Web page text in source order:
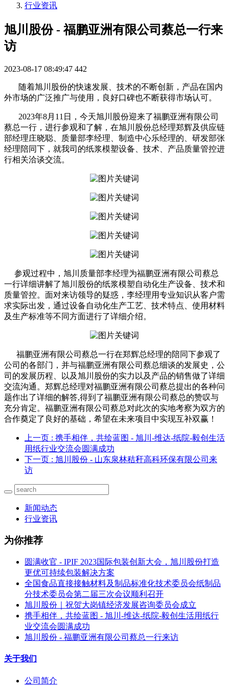
行业资讯
旭川股份 - 福鹏亚洲有限公司蔡总一行来
访
2023-08-17 08:49:47 442
随着旭川股份的快速发展、技术的不断创新，产品在国内
外市场的广泛推广与使用，良好口碑也不断获得市场认可。
2023年8月11日，今天旭川股份迎来了福鹏亚洲有限公司
蔡总一行，进行参观和了解，在旭川股份总经理郑辉及供应链
部经理庄晓聪、质量部李经理、制造中心乐经理的、研发部张
经理陪同下，就我司的纸浆模塑设备、技术、产品质量管控进
行相关洽谈交流。
参观过程中，旭川质量部李经理为福鹏亚洲有限公司蔡总
一行详细讲解了旭川股份的纸浆模塑自动化生产设备、技术和
质量管控。面对来访领导的疑惑，李经理用专业知识从客户需
求实际出发，通过设备自动化生产工艺、技术特点、使用材料
及生产标准等不同方面进行了详细介绍。
福鹏亚洲有限公司蔡总一行在郑辉总经理的陪同下参观了
公司的各部门，并与福鹏亚洲有限公司蔡总细谈的发展史，公
司的发展历程、以及旭川股份的实力以及产品的销售做了详细
交流沟通。郑辉总经理对福鹏亚洲有限公司蔡总提出的各种问
题作出了详细的解答,得到了福鹏亚洲有限公司蔡总的赞叹与
充分肯定。福鹏亚洲有限公司蔡总对此次的实地考察为双方的
合作奠定了良好的基础，希望在未来项目中实现互补双赢！
上一页 : 携手相伴，共绘蓝图 - 旭川-维达-纸院-毅创生活
用纸行业交流会圆满成功
下一页 : 旭川股份 - 山东泉林秸秆高科环保有限公司来
访
新闻动态
行业资讯
为你推荐
圆满收官 - IPIF 2023国际包装创新大会，旭川股份打造
更优可持续包装解决方案
全国食品直接接触材料及制品标准化技术委员会纸制品
分技术委员会第二届三次会议顺利召开
旭川股份｜祝贺大岗镇经济发展咨询委员会成立
携手相伴，共绘蓝图 - 旭川-维达-纸院-毅创生活用纸行
业交流会圆满成功
旭川股份 - 福鹏亚洲有限公司蔡总一行来访
关于我们
公司简介